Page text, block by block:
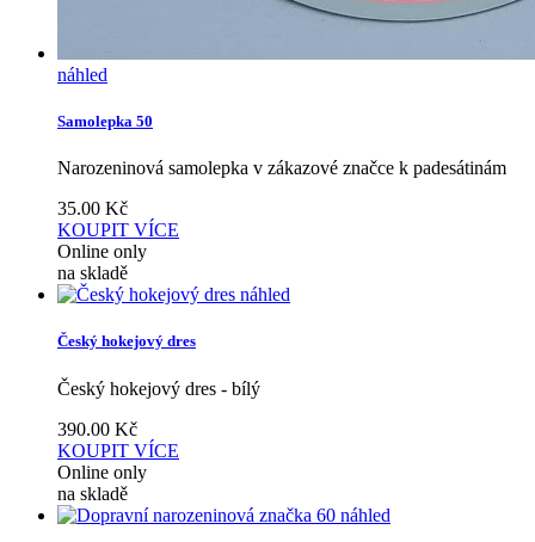
náhled
Samolepka 50
Narozeninová samolepka v zákazové značce k padesátinám
35.00 Kč
KOUPIT VÍCE
Online only
na skladě
náhled
Český hokejový dres
Český hokejový dres - bílý
390.00 Kč
KOUPIT VÍCE
Online only
na skladě
náhled